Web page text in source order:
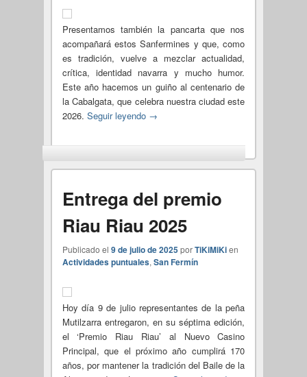
Presentamos también la pancarta que nos
acompañará estos Sanfermines y que, como
es tradición, vuelve a mezclar actualidad,
crítica, identidad navarra y mucho humor.
Este año hacemos un guiño al centenario de
la Cabalgata, que celebra nuestra ciudad este
2026. Seguir leyendo →
Entrega del premio
Riau Riau 2025
Publicado el 9 de julio de 2025porTiKiMiKien
Actividades puntuales,San Fermín
Hoy día 9 de julio representantes de la peña
Mutilzarra entregaron, en su séptima edición,
el ‘Premio Riau Riau’ al Nuevo Casino
Principal, que el próximo año cumplirá 170
años, por mantener la tradición del Baile de la